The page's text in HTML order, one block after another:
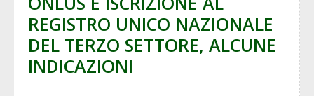
REGISTRO UNICO NAZIONALE
DEL TERZO SETTORE, ALCUNE
INDICAZIONI